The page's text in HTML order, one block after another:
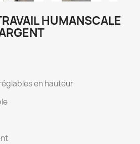
HUMANSCALE
en hauteur